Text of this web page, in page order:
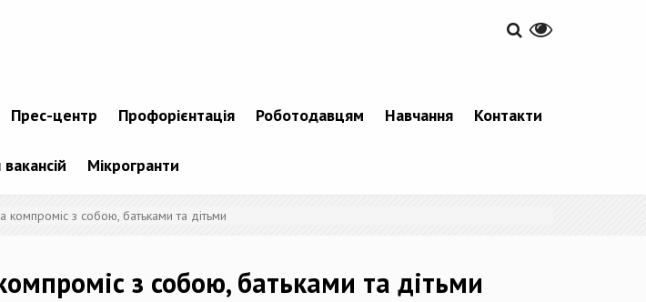
Прес-центр Профорієнтація Роботодавцям Навчання Контакти
Мікрогранти
з собою, батьками та дітьми
з собою, батьками та дітьми